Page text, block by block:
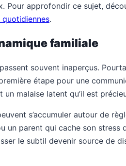
Pour approfondir ce sujet,
.
familiale
souvent inaperçus.
étape pour une
malaise latent qu’il est
s’accumuler autour de
un parent qui cache son
le subtil devenir source de